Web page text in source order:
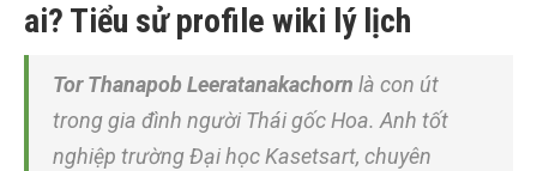
ai? Tiểu sử profile wiki lý lịch
Tor Thanapob Leeratanakachorn là con út
trong gia đình người Thái gốc Hoa. Anh tốt
nghiệp trường Đại học Kasetsart, chuyên